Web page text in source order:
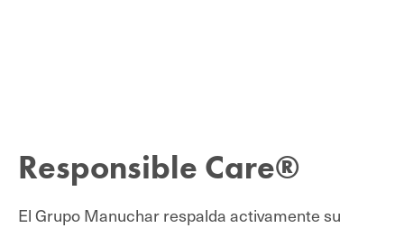
Responsible Care®
El Grupo Manuchar respalda activamente su